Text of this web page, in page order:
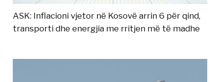
ASK: Inflacioni vjetor në Kosovë arrin 6 për qind,
transporti dhe energjia me rritjen më të madhe